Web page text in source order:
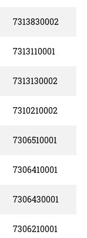
7313830002
7313110001
7313130002
7310210002
7306510001
7306410001
7306430001
7306210001